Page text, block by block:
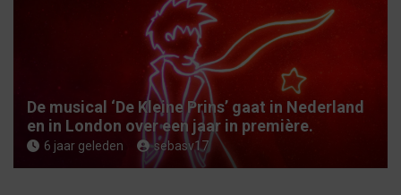
De musical ‘De Kleine Prins’ gaat in Nederland
en in London over een jaar in première.
6 jaar geleden sebasv17